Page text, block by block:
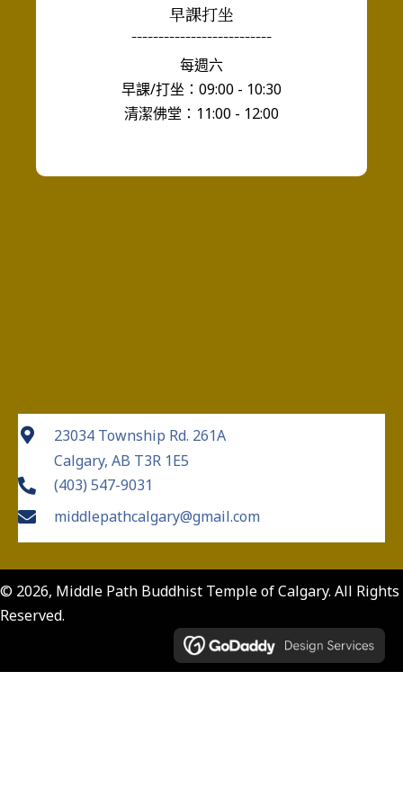
早課打坐
--------------------------
每週六
早課/打坐：09:00 - 10:30
清潔佛堂：11:00 - 12:00
23034 Township Rd. 261A
Calgary, AB T3R 1E5
(403) 547-9031
middlepathcalgary@gmail.com
© 2026, Middle Path Buddhist Temple of Calgary. All Rights
Reserved.